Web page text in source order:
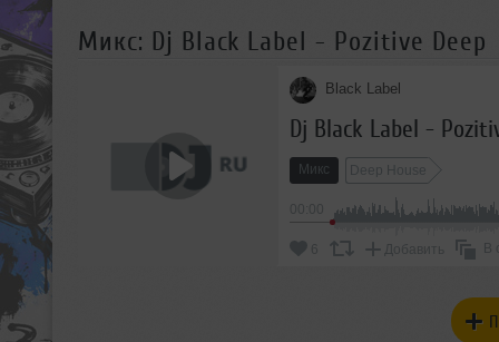
Микс: Dj Black Label - Pozitive Deep
Black Label
Dj Black Label -
Микс Deep House
6 Добавить